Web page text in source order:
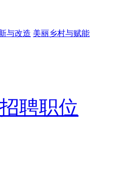
与改造 美丽乡村与赋能
招聘职位